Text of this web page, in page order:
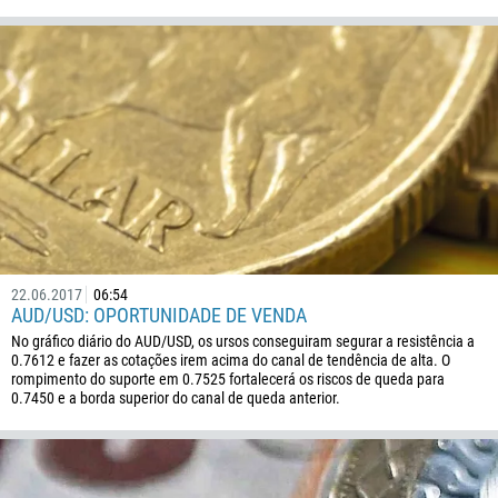
22.06.2017 06:54
AUD/USD: OPORTUNIDADE DE VENDA
No gráfico diário do AUD/USD, os ursos conseguiram segurar a resistência a
0.7612 e fazer as cotações irem acima do canal de tendência de alta. O
rompimento do suporte em 0.7525 fortalecerá os riscos de queda para
0.7450 e a borda superior do canal de queda anterior.
237
238
1345
236
235
56
86
61
61
57